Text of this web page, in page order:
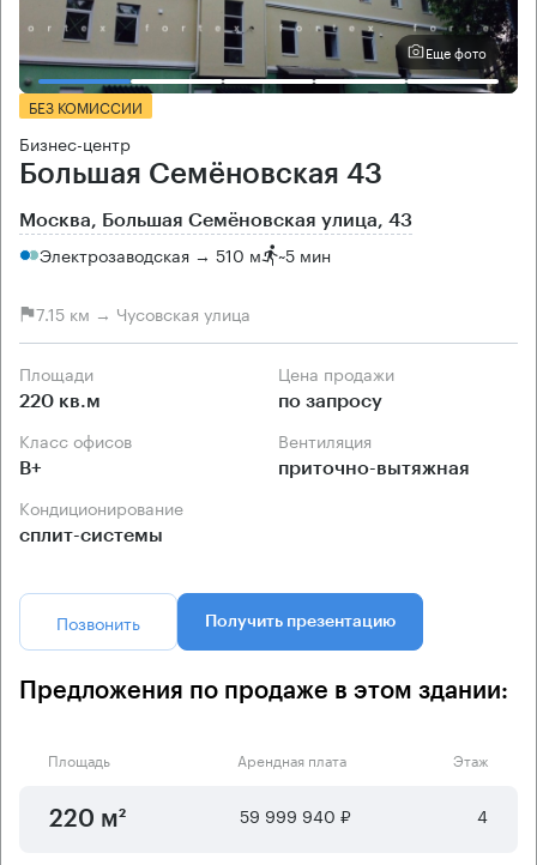
Еще фото
БЕЗ КОМИССИИ
Бизнес-центр
Большая Семёновская 43
Москва, Большая Семёновская улица, 43
Электрозаводская → 510 м ~5 мин
7.15 км → Чусовская улица
Площади
220 кв.м
Цена продажи
по запросу
Класс офисов
B+
Вентиляция
приточно-вытяжная
Кондиционирование
сплит-системы
Позвонить Получить презентацию
Предложения по продаже в этом здании:
Площадь Арендная плата Этаж
220 м² 59 999 940 ₽ 4